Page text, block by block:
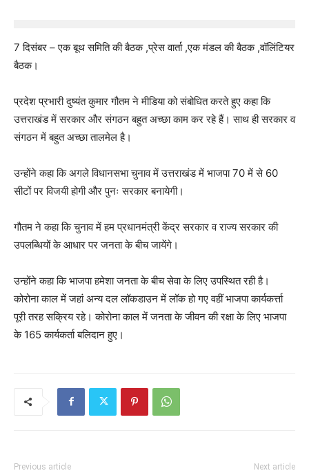
7 दिसंबर – एक बूथ समिति की बैठक ,प्रेस वार्ता ,एक मंडल की बैठक ,वॉलिंटियर
बैठक।
प्रदेश प्रभारी दुष्यंत कुमार गौतम ने मीडिया को संबोधित करते हुए कहा कि
उत्तराखंड में सरकार और संगठन बहुत अच्छा काम कर रहे हैं। साथ ही सरकार व
संगठन में बहुत अच्छा तालमेल है।
उन्होंने कहा कि अगले विधानसभा चुनाव में उत्तराखंड में भाजपा 70 में से 60
सीटों पर विजयी होगी और पुनः सरकार बनायेगी।
गौतम ने कहा कि चुनाव में हम प्रधानमंत्री केंद्र सरकार व राज्य सरकार की
उपलब्धियों के आधार पर जनता के बीच जायेंगे।
उन्होंने कहा कि भाजपा हमेशा जनता के बीच सेवा के लिए उपस्थित रही है।
कोरोना काल में जहां अन्य दल लॉकडाउन में लॉक हो गए वहीं भाजपा कार्यकर्त्ता
पूरी तरह सक्रिय रहे। कोरोना काल में जनता के जीवन की रक्षा के लिए भाजपा
के 165 कार्यकर्ता बलिदान हुए।
Previous article Next article